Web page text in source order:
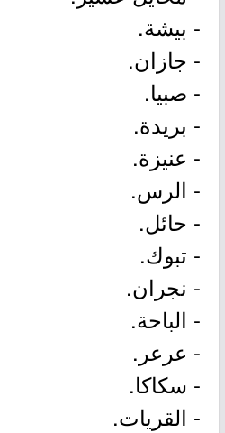
- بيشة.
- جازان.
- صبيا.
- بريدة.
- عنيزة.
- الرس.
- حائل.
- تبوك.
- نجران.
- الباحة.
- عرعر.
- سكاكا.
- القريات.